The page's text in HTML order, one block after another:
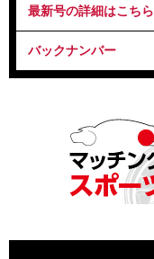
最新号の詳細はこちら
バックナンバー